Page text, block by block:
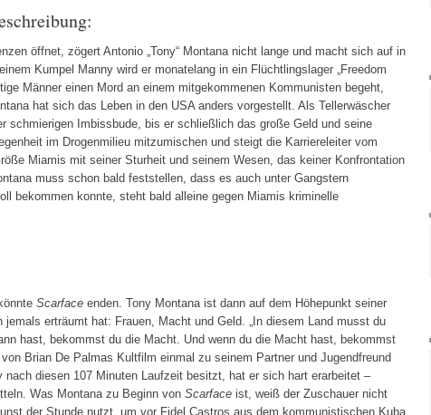
öffnet, zögert Antonio „Tony“ Montana nicht lange und macht sich auf in
Kumpel Manny wird er monatelang in ein Flüchtlingslager „Freedom
Männer einen Mord an einem mitgekommenen Kommunisten begeht,
hat sich das Leben in den USA anders vorgestellt. Als Tellerwäscher
schmierigen Imbissbude, bis er schließlich das große Geld und seine
im Drogenmilieu mitzumischen und steigt die Karriereleiter vom
Miamis mit seiner Sturheit und seinem Wesen, das keiner Konfrontation
muss schon bald feststellen, dass es auch unter Gangstern
bekommen konnte, steht bald alleine gegen Miamis kriminelle
Scarface enden. Tony Montana ist dann auf dem Höhepunkt seiner
erträumt hat: Frauen, Macht und Geld. „In diesem Land musst du
hast, bekommst du die Macht. Und wenn du die Macht hast, bekommst
Brian De Palmas Kultfilm einmal zu seinem Partner und Jugendfreund
nach diesen 107 Minuten Laufzeit besitzt, hat er sich hart erarbeitet –
Was Montana zu Beginn von Scarface ist, weiß der Zuschauer nicht
der Stunde nutzt, um vor Fidel Castros aus dem kommunistischen Kuba